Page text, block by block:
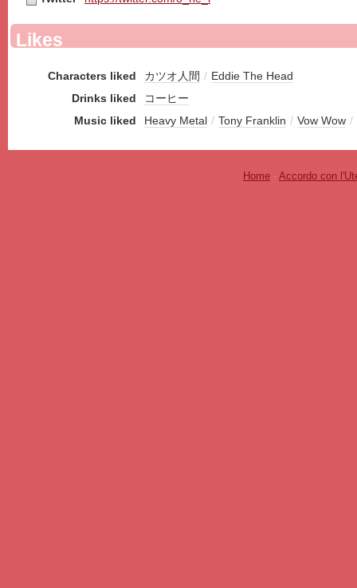
Likes
Characters liked カツオ人間 / Eddie The Head
Drinks liked
コーヒー
Music liked
Heavy Metal / Tony Franklin / Vow Wow /
Home - Accordo con